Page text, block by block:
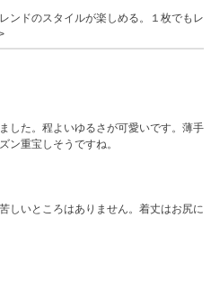
ンドのスタイルが楽しめる。１枚でもレ
した。程よいゆるさが可愛いです。薄手
ン重宝しそうですね。
しいところはありません。着丈はお尻に